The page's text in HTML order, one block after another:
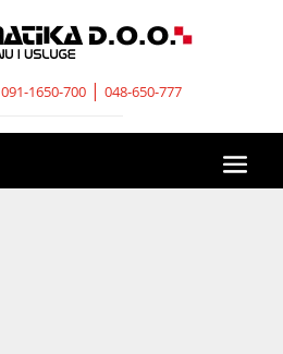
091-1650-700| 048-650-777